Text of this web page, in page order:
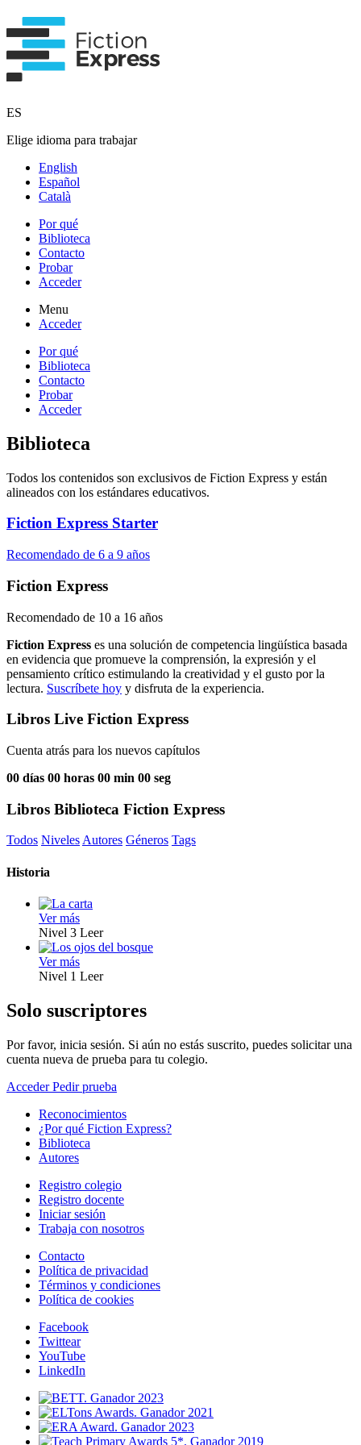
ES
Elige idioma para trabajar
English
Español
Català
Por qué
Biblioteca
Contacto
Probar
Acceder
Menu
Acceder
Por qué
Biblioteca
Contacto
Probar
Acceder
Biblioteca
Todos los contenidos son exclusivos de Fiction Express y están
alineados con los estándares educativos.
Fiction Express Starter
Recomendado de 6 a 9 años
Fiction Express
Recomendado de 10 a 16 años
Fiction Express es una solución de competencia lingüística basada
en evidencia que promueve la comprensión, la expresión y el
pensamiento crítico estimulando la creatividad y el gusto por la
lectura. Suscríbete hoy y disfruta de la experiencia.
Libros Live Fiction Express
Cuenta atrás para los nuevos capítulos
00 días 00 horas 00 min 00 seg
Libros Biblioteca Fiction Express
Todos NivelesAutores Géneros Tags
Historia
Ver más
Nivel 3 Leer
Ver más
Nivel 1 Leer
Solo suscriptores
Por favor, inicia sesión. Si aún no estás suscrito, puedes solicitar una
cuenta nueva de prueba para tu colegio.
AccederPedir prueba
Reconocimientos
¿Por qué Fiction Express?
Biblioteca
Autores
Registro colegio
Registro docente
Iniciar sesión
Trabaja con nosotros
Contacto
Política de privacidad
Términos y condiciones
Política de cookies
Facebook
Twittear
YouTube
LinkedIn